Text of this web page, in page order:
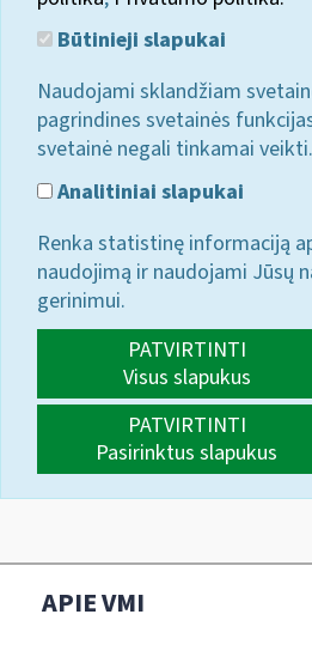
Būtinieji slapukai
Naudojami sklandžiam
pagrindines svetainės
svetainė negali tinkamai veikti.
Analitiniai slapukai
Renka statistinę informaciją
naudojimą ir naudojami Jūsų
gerinimui.
PATVIRTINTI
Visus slapukus
PATVIRTINTI
Pasirinktus slapukus
APIE VMI